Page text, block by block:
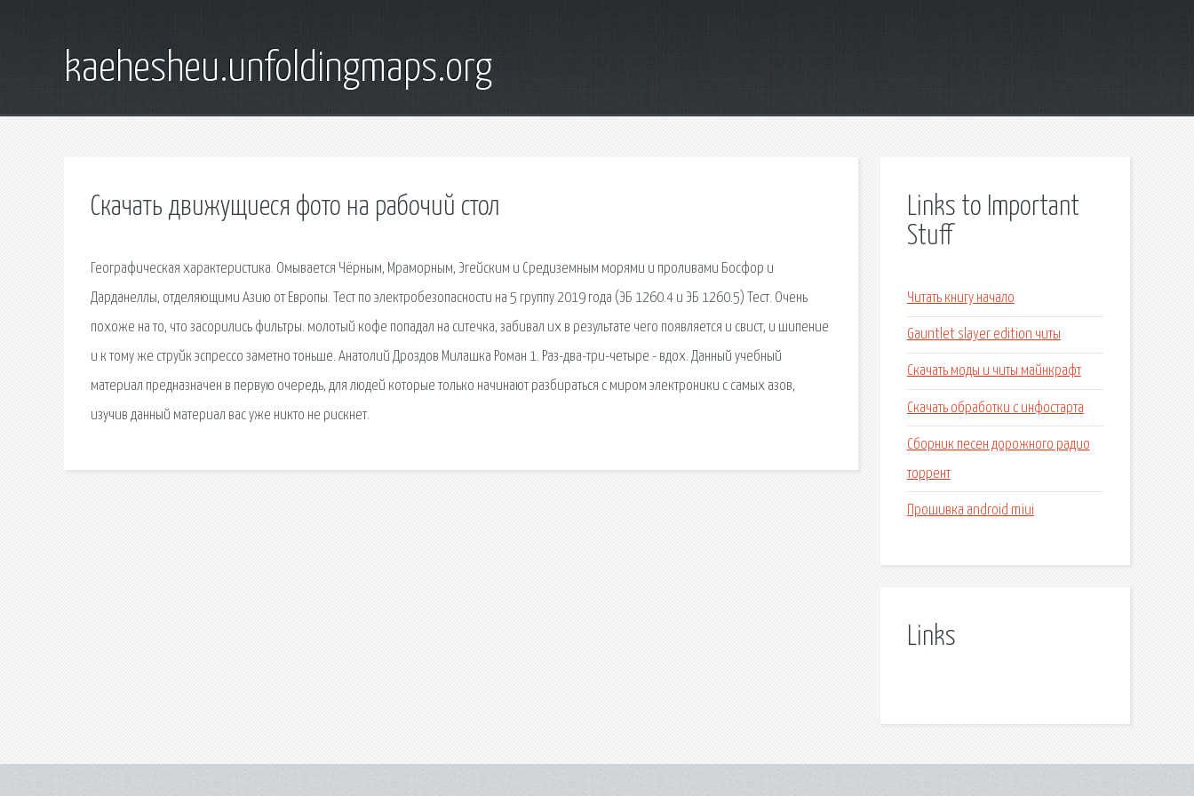
kaehesheu.unfoldingmaps.org
Скачать движущиеся фото на рабочий стол
Географическая характеристика. Омывается Чёрным, Мраморным, Эгейским и Средиземным морями и проливами Босфор и
Дарданеллы, отделяющими Азию от Европы. Тест по электробезопасности на 5 группу 2019 года (ЭБ 1260.4 и ЭБ 1260.5) Тест. Очень
похоже на то, что засорились фильтры. молотый кофе попадал на ситечка, забивал их в результате чего появляется и свист, и шипение
и к тому же струйк эспрессо заметно тоньше. Анатолий Дроздов Милашка Роман 1. Раз-два-три-четыре - вдох. Данный учебный
материал предназначен в первую очередь, для людей которые только начинают разбираться с миром электроники с самых азов,
изучив данный материал вас уже никто не рискнет.
Links to Important
Stuff
Читать книгу начало
Gauntlet slayer edition читы
Скачать моды и читы майнкрафт
Скачать обработки с инфостарта
Сборник песен дорожного радио
торрент
Прошивка android miui
Links